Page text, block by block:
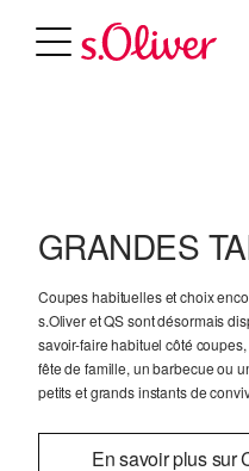
GRANDES
Coupes habituelles et choix
s.Oliver et QS sont désormais
savoir-faire habituel côté
fête de famille, un barbecue ou
petits et grands instants de
En savoir plus sur